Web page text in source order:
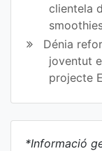
clientela
Dénia
joventut
projecte
*Informació